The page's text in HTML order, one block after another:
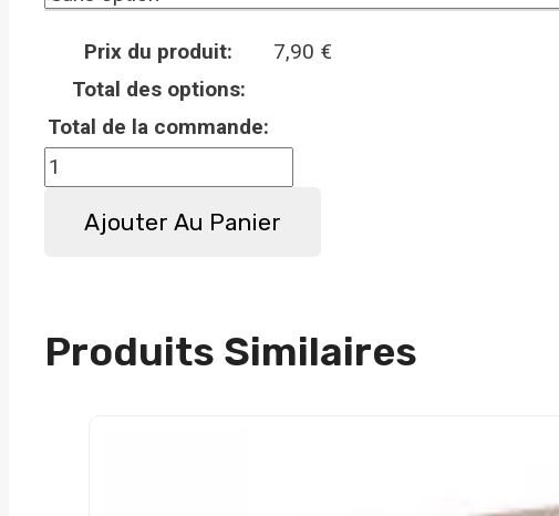
Prix du produit: 7,90 €
Total des options:
Total de la commande:
quantité
de
Panneau
Phalène
Ajouter Au Panier
Produits Similaires